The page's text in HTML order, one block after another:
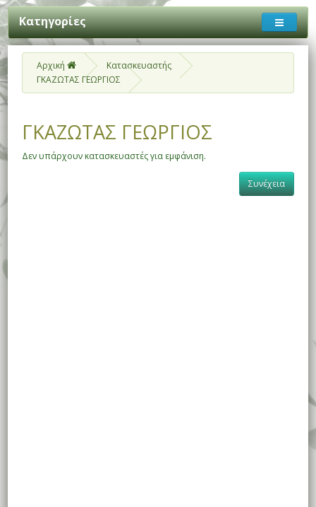
Κατηγορίες
Αρχική
Κατασκευαστής
ΓΚΑΖΩΤΑΣ ΓΕΩΡΓΙΟΣ
ΓΚΑΖΩΤΑΣ ΓΕΩΡΓΙΟΣ
Δεν υπάρχουν κατασκευαστές για εμφάνιση.
Συνέχεια